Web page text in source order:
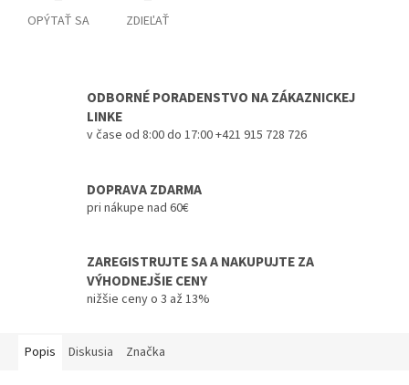
OPÝTAŤ SA ZDIEĽAŤ
ODBORNÉ PORADENSTVO NA ZÁKAZNICKEJ
LINKE
v čase od 8:00 do 17:00 +421 915 728 726
DOPRAVA ZDARMA
pri nákupe nad 60€
ZAREGISTRUJTE SA A NAKUPUJTE ZA
VÝHODNEJŠIE CENY
nižšie ceny o 3 až 13%
Popis Diskusia Značka